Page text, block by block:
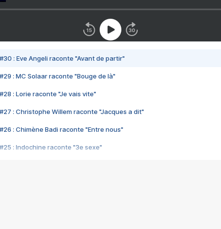
#30 : Eve Angeli raconte "Avant de partir"
#29 : MC Solaar raconte "Bouge de là"
#28 : Lorie raconte "Je vais vite"
#27 : Christophe Willem raconte "Jacques a dit"
#26 : Chimène Badi raconte "Entre nous"
#25 : Indochine raconte "3e sexe"